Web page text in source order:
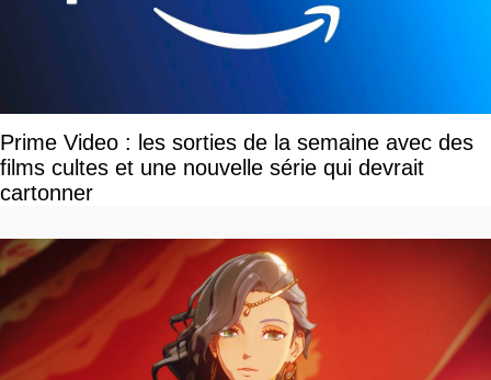
Prime Video : les sorties de la semaine avec des
films cultes et une nouvelle série qui devrait
cartonner